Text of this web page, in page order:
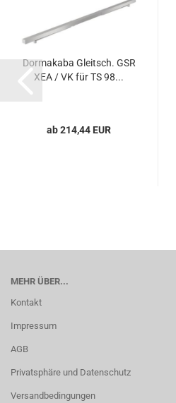
Dor­ma­ka­ba Gleitsch. GSR
XEA / VK für TS 98...
ab 214,44 EUR
MEHR ÜBER...
Kontakt
Impressum
AGB
Privatsphäre und Datenschutz
Versandbedingungen